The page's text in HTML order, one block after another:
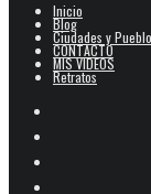
Inicio
Blog
Ciudades y
CONTACTO
MIS VIDEOS
Retratos